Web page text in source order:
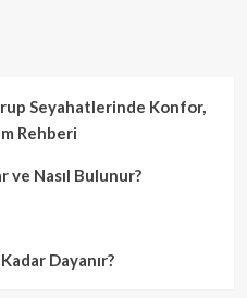
Seyahatlerinde Konfor,
Rehberi
ve Nasıl Bulunur?
Dayanır?